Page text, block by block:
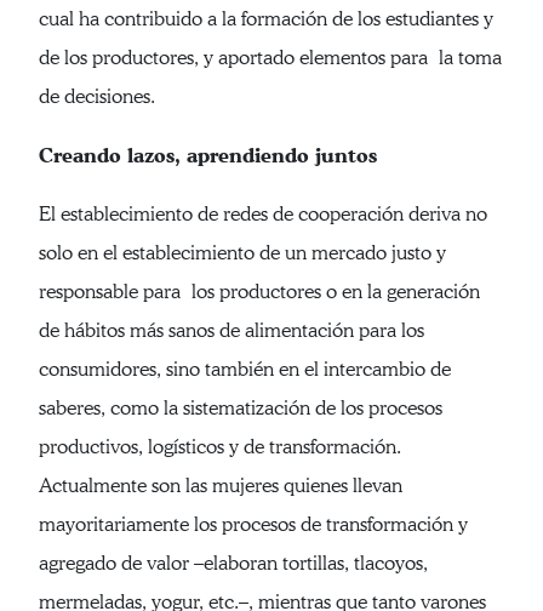
cual ha contribuido a la formación de los estudiantes y
de los productores, y aportado elementos para la toma
de decisiones.
Creando lazos, aprendiendo juntos
El establecimiento de redes de cooperación deriva no
solo en el establecimiento de un mercado justo y
responsable para los productores o en la generación
de hábitos más sanos de alimentación para los
consumidores, sino también en el intercambio de
saberes, como la sistematización de los procesos
productivos, logísticos y de transformación.
Actualmente son las mujeres quienes llevan
mayoritariamente los procesos de transformación y
agregado de valor –elaboran tortillas, tlacoyos,
mermeladas, yogur, etc.–, mientras que tanto varones